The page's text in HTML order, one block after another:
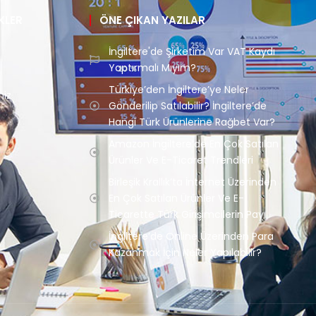
ÖNE ÇIKAN YAZILAR
İngiltere'de Şirketim Var VAT Kaydı
Yaptırmalı Mıyım?
Türkiye’den İngiltere’ye Neler
Gönderilip Satılabilir? İngiltere’de
Hangi Türk Ürünlerine Rağbet Var?
Amazon İngiltere’de En Çok Satılan
Ürünler Ve E-Ticaret Trendleri
Birleşik Krallık’ta İnternet Üzerinden
En Çok Satılan Ürünler Ve E-
Ticarette Türk Girişimcilerin Payı
İngiltere’de Online Üzerinden Para
Kazanmak İçin Neler Yapılabilir?